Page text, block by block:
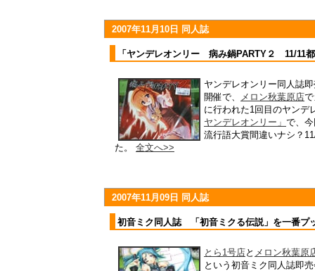
2007年11月10日 同人誌
「ヤンデレオンリー 病み鍋PARTY２ 11/11
ヤンデレオンリー同人誌
開催で、
メロン秋葉原店
に行われた1回目のヤンデ
ヤンデレオンリー」 で、
流行語大賞間違いナシ？
た。 全文へ>>
2007年11月09日 同人誌
初音ミク同人誌 「初音ミクる伝説」を一番プ
とら1号店と メロン秋葉原
という初音ミク同人誌即